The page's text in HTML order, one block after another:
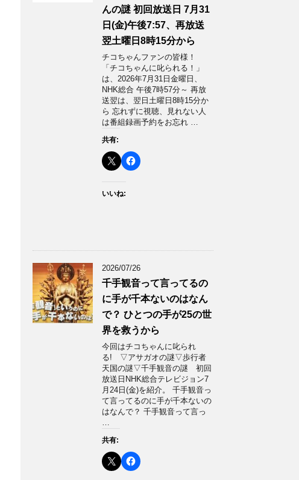
んの謎 初回放送日 7月31
日(金)午後7:57、再放送
翌土曜日8時15分から
チコちゃんファンの皆様！
「チコちゃんに叱られる！」​
は、2026年7月31日金曜日、
NHK総合 午後7時57分～ 再放
送翌は、翌日土曜日8時15分か
ら 忘れずに視聴、見れない人
は番組録画予約をお忘れ …
共有:
いいね:
2026/07/26
千手観音って言ってるの
に手が千本ないのはなん
で？ ひとつの手が25の世
界を救うから
今回はチコちゃんに叱られ
る! ▽アサガオの謎▽歩行者
天国の謎▽千手観音の謎 初回
放送日NHK総合テレビジョン7
月24日(金)を紹介。 千手観音っ
て言ってるのに手が千本ないの
はなんで？ 千手観音って言っ
…
共有: